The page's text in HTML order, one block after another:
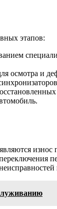
этапов:
осмотра и